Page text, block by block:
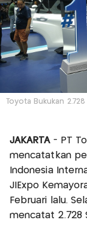
Toyota Bukukan
JAKARTA- PT
mencatatkan
Indonesia
JIExpo
Februari lalu.
mencatat 2.728